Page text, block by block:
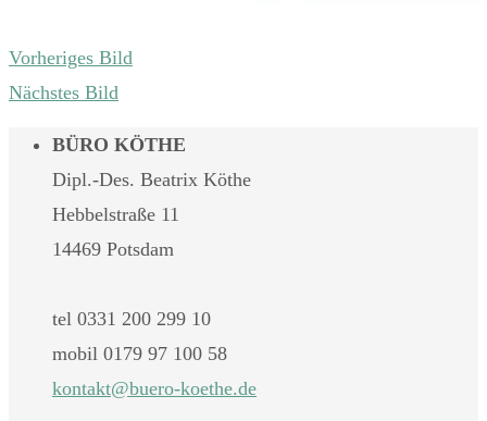
Vorheriges Bild
Nächstes Bild
BÜRO KÖTHE
Dipl.-Des. Beatrix Köthe
Hebbelstraße 11
14469 Potsdam
tel 0331 200 299 10
mobil 0179 97 100 58
ed.eh
teok-
oreub
@tkat
nok